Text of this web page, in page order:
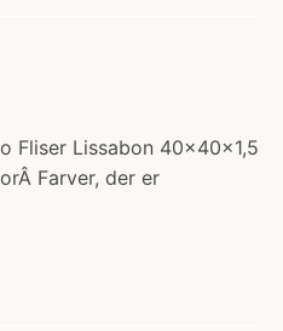
Fliser Lissabon 40x40x1,5
Farver, der er